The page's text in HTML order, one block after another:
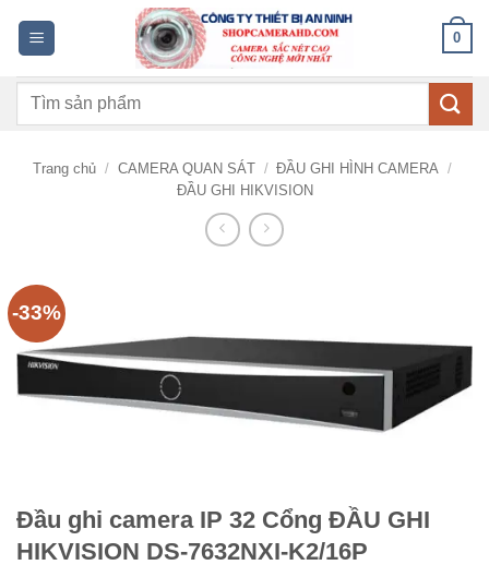
dung
0
Tìm
Trang chủ / CAMERA QUAN SÁT / ĐẦU GHI HÌNH CAMERA /
ĐẦU GHI HIKVISION
-33%
Đầu ghi camera IP 32 Cổng ĐẦU GHI
HIKVISION DS-7632NXI-K2/16P